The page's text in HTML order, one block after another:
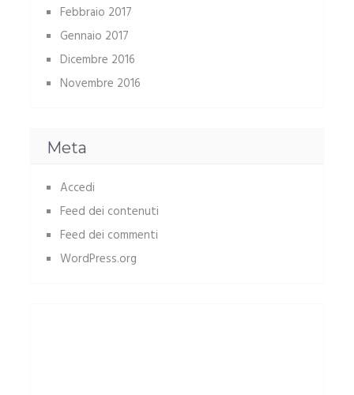
Febbraio 2017
Gennaio 2017
Dicembre 2016
Novembre 2016
Meta
Accedi
Feed dei contenuti
Feed dei commenti
WordPress.org